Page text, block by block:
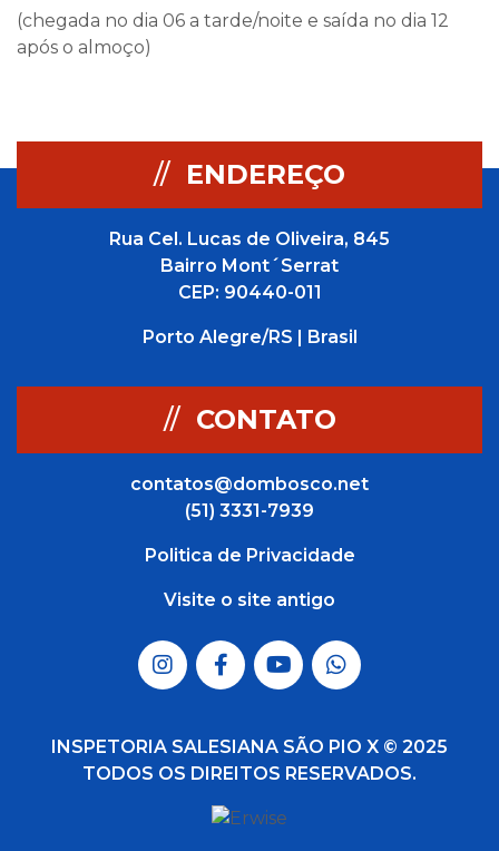
(chegada no dia 06 a tarde/noite e saída no dia 12
após o almoço)
// ENDEREÇO
Rua Cel. Lucas de Oliveira, 845
Bairro Mont´Serrat
CEP: 90440-011
Porto Alegre/RS | Brasil
// CONTATO
contatos@dombosco.net
(51) 3331-7939
Politica de Privacidade
Visite o site antigo
INSPETORIA SALESIANA SÃO PIO X © 2025
TODOS OS DIREITOS RESERVADOS.